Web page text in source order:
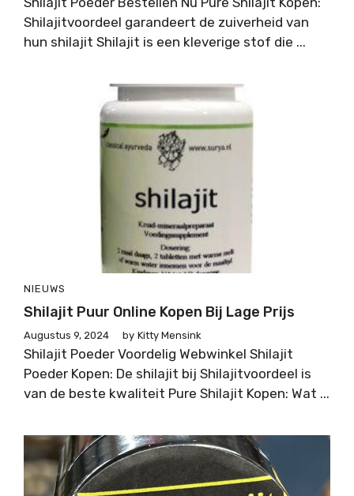
Shilajitvoordeel garandeert de zuiverheid van
hun shilajit Shilajit is een kleverige stof die ...
NIEUWS
Shilajit Puur Online Kopen Bij Lage Prijs
Augustus 9, 2024 by Kitty Mensink
Shilajit Poeder Voordelig Webwinkel Shilajit
Poeder Kopen: De shilajit bij Shilajitvoordeel is
van de beste kwaliteit Pure Shilajit Kopen: Wat ...